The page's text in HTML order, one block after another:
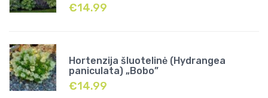
€14.99
Hortenzija šluotelinė (Hydrangea
paniculata) „Bobo”
€14.99